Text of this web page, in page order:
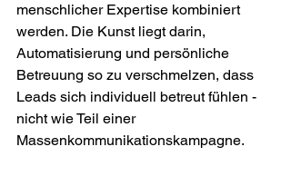
menschlicher Expertise kombiniert
werden. Die Kunst liegt darin,
Automatisierung und persönliche
Betreuung so zu verschmelzen, dass
Leads sich individuell betreut fühlen -
nicht wie Teil einer
Massenkommunikationskampagne.